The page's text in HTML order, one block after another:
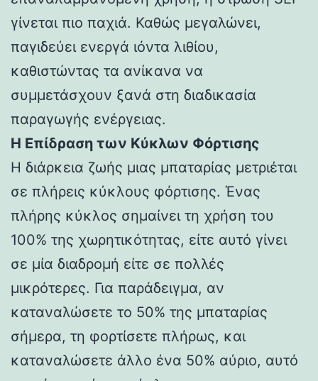
γίνεται πιο παχιά. Καθώς μεγαλώνει,
παγιδεύει ενεργά ιόντα λιθίου,
καθιστώντας τα ανίκανα να
συμμετάσχουν ξανά στη διαδικασία
παραγωγής ενέργειας.
Η Επίδραση των Κύκλων Φόρτισης
Η διάρκεια ζωής μιας μπαταρίας μετριέται
σε πλήρεις κύκλους φόρτισης. Ένας
πλήρης κύκλος σημαίνει τη χρήση του
100% της χωρητικότητας, είτε αυτό γίνει
σε μία διαδρομή είτε σε πολλές
μικρότερες. Για παράδειγμα, αν
καταναλώσετε το 50% της μπαταρίας
σήμερα, τη φορτίσετε πλήρως, και
καταναλώσετε άλλο ένα 50% αύριο, αυτό